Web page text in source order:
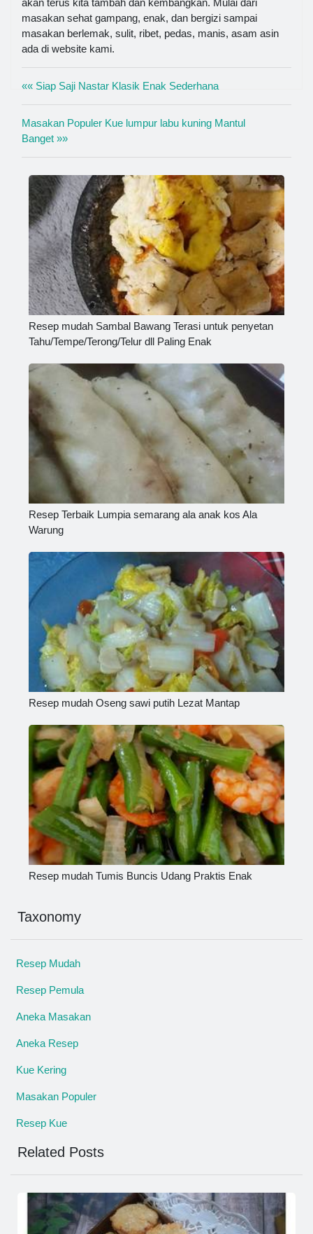
masakan sehat gampang, enak, dan bergizi sampai
masakan berlemak, sulit, ribet, pedas, manis, asam asin
ada di website kami.
«« Siap Saji Nastar Klasik Enak Sederhana
Masakan Populer Kue lumpur labu kuning Mantul
Banget »»
Resep mudah Sambal Bawang Terasi untuk penyetan
Tahu/Tempe/Terong/Telur dll Paling Enak
Resep Terbaik Lumpia semarang ala anak kos Ala
Warung
Resep mudah Oseng sawi putih Lezat Mantap
Resep mudah Tumis Buncis Udang Praktis Enak
Taxonomy
Resep Mudah
Resep Pemula
Aneka Masakan
Aneka Resep
Kue Kering
Masakan Populer
Resep Kue
Related Posts